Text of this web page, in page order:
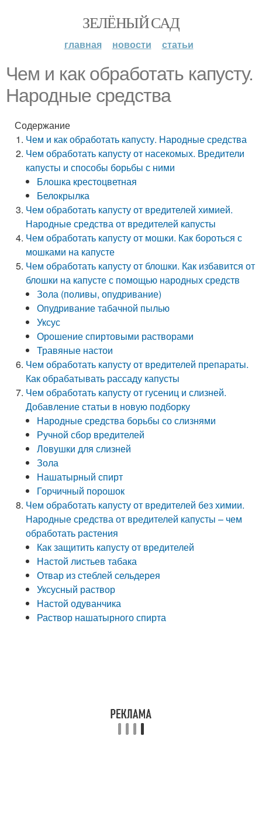
ЗЕЛЁНЫЙ САД
главная новости статьи
Чем и как обработать капусту.
Народные средства
Содержание
Чем и как обработать капусту. Народные средства
Чем обработать капусту от насекомых. Вредители
капусты и способы борьбы с ними
Блошка крестоцветная
Белокрылка
Чем обработать капусту от вредителей химией.
Народные средства от вредителей капусты
Чем обработать капусту от мошки. Как бороться с
мошками на капусте
Чем обработать капусту от блошки. Как избавится от
блошки на капусте с помощью народных средств
Зола (поливы, опудривание)
Опудривание табачной пылью
Уксус
Орошение спиртовыми растворами
Травяные настои
Чем обработать капусту от вредителей препараты.
Как обрабатывать рассаду капусты
Чем обработать капусту от гусениц и слизней.
Добавление статьи в новую подборку
Народные средства борьбы со слизнями
Ручной сбор вредителей
Ловушки для слизней
Зола
Нашатырный спирт
Горчичный порошок
Чем обработать капусту от вредителей без химии.
Народные средства от вредителей капусты – чем
обработать растения
Как защитить капусту от вредителей
Настой листьев табака
Отвар из стеблей сельдерея
Уксусный раствор
Настой одуванчика
Раствор нашатырного спирта